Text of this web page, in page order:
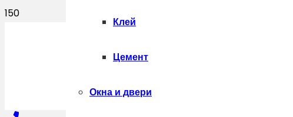
Клей
Цемент
Окна и двери